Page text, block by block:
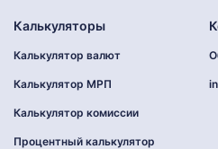
Калькуляторы
Калькулятор валют
Калькулятор МРП
Калькулятор комиссии
Процентный калькулятор